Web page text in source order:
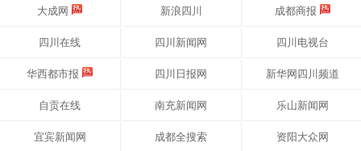
大成网 新浪四川 成都商报
四川在线 四川新闻网 四川电视台
华西都市报 四川日报网 新华网四川频道
自贡在线 南充新闻网 乐山新闻网
宜宾新闻网 成都全搜索 资阳大众网